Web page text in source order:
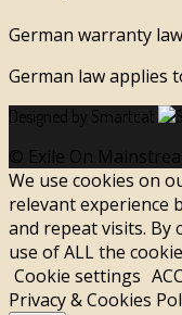
German warranty
German law applies
Designed by Smartcat
© Exile On
We use cookies on
relevant experience
and repeat visits. By
use of ALL the
Cookie settings
Privacy & Cookies